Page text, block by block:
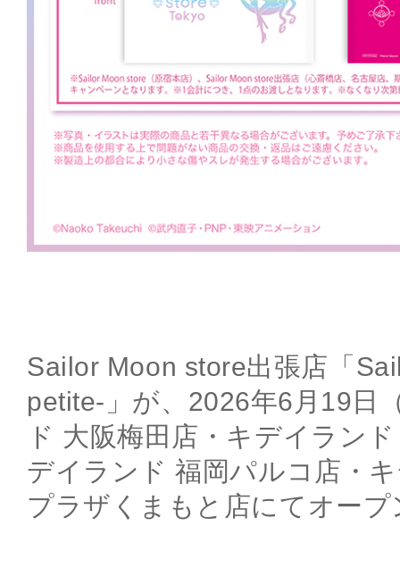
Sailor Moon store出張店「
petite-」が、2026年6月19日
ド 大阪梅田店・キデイラン
デイランド 福岡パルコ店・
プラザくまもと店にてオー